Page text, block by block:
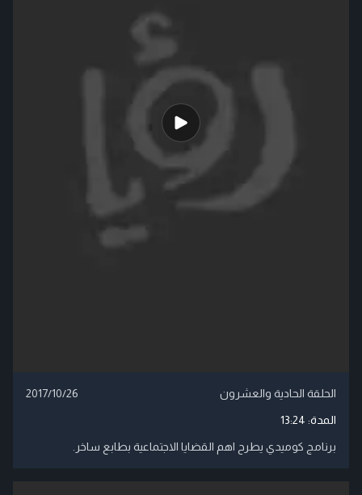
الحلقة الحادية والعشرون 2017/10/26
المدة: 13:24
برنامج كوميدي يطرح اهم القضايا الاجتماعية بطابع ساخر.